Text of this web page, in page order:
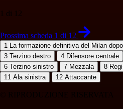
1 di 12
Prossima scheda 1 di 12
1 La formazione definitiva del Milan
3 Terzino destro 4 Difensore centrale
6 Terzino sinistro 7 Mezzala 8
11 Ala sinistra 12 Attaccante